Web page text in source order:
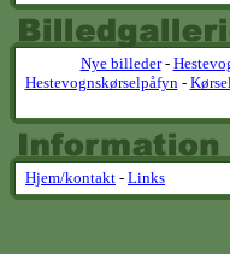
Nye billeder-
Hestevognskørselpåfyn-
Hjem/kontakt - Links